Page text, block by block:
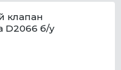
клапан
D2066 б/у